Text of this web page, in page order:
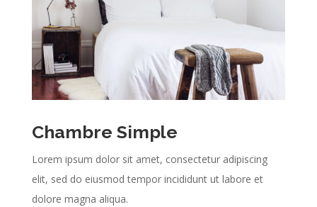
Chambre Simple
Lorem ipsum dolor sit amet, consectetur adipiscing
elit, sed do eiusmod tempor incididunt ut labore et
dolore magna aliqua.